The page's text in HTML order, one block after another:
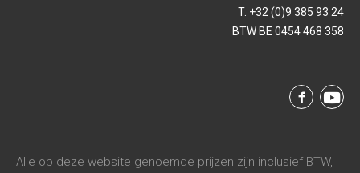
T. +32 (0)9 385 93 24
BTW BE 0454 468 358
Alle op deze website genoemde prijzen zijn inclusief BTW,